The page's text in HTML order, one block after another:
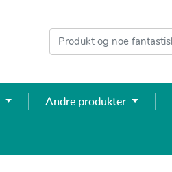
Andre produkter